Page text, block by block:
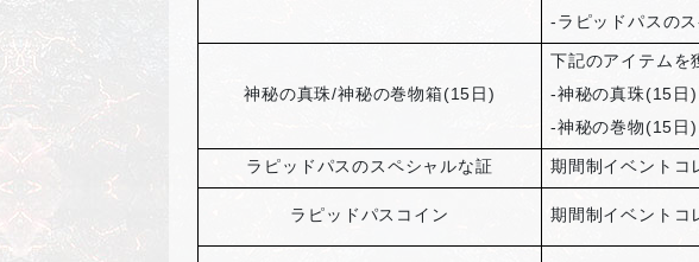
-ラピッドパスの
神秘の真珠/神秘の巻物箱(15日)
下記のアイテムを
-神秘の真珠(15日
-神秘の巻物(15日
ラピッドパスのスペシャルな証 期間制イベントコ
ラピッドパスコイン 期間制イベントコ